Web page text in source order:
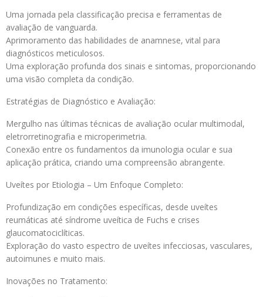
Uma jornada pela classificação precisa e ferramentas de
avaliação de vanguarda.
Aprimoramento das habilidades de anamnese, vital para
diagnósticos meticulosos.
Uma exploração profunda dos sinais e sintomas, proporcionando
uma visão completa da condição.
Estratégias de Diagnóstico e Avaliação:
Mergulho nas últimas técnicas de avaliação ocular multimodal,
eletrorretinografia e microperimetria.
Conexão entre os fundamentos da imunologia ocular e sua
aplicação prática, criando uma compreensão abrangente.
Uveítes por Etiologia – Um Enfoque Completo:
Profundização em condições específicas, desde uveítes
reumáticas até síndrome uveítica de Fuchs e crises
glaucomatociclíticas.
Exploração do vasto espectro de uveítes infecciosas, vasculares,
autoimunes e muito mais.
Inovações no Tratamento: